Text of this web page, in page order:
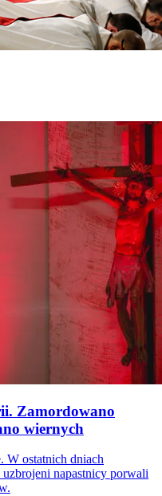
Zamordowano
wiernych
W ostatnich dniach
napastnicy porwali